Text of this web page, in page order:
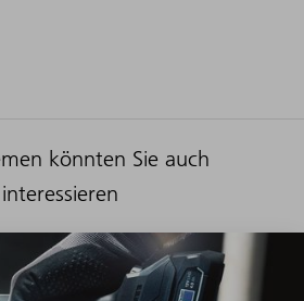
könnten Sie auch
interessieren